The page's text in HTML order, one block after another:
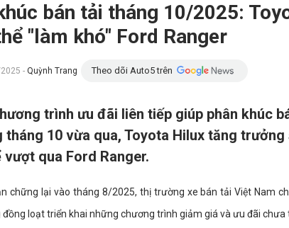
bán tải tháng 10/2025:
"làm khó" Ford Ranger
- Quỳnh Trang Theo dõi Auto5 trên
trình ưu đãi liên tiếp giúp phân khúc
tháng 10 vừa qua, Toyota Hilux tăng
vượt qua Ford Ranger.
chững lại vào tháng 8/2025, thị trường xe bán tải Việt Nam
đồng loạt triển khai những chương trình giảm giá và ưu đãi chưa